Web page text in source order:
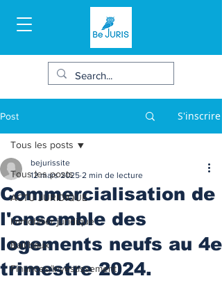
Post S'inscrire
Tous les posts
ACTU JURIDIQUE
Immobilier juridique
Bail/baux
Finances/Investissement
Tous les posts
Commercialisation de
l'ensemble des
logements neufs au 4e
trimestre 2024.
bejurissite
12 mars 2025 2 min de lecture